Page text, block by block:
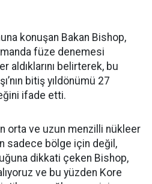
konuşan Bakan Bishop,
füze denemesi
aldıklarını belirterek, bu
bitiş yıldönümü 27
ifade etti.
orta ve uzun menzilli nükleer
sadece bölge için değil,
dikkati çeken Bishop,
ve bu yüzden Kore